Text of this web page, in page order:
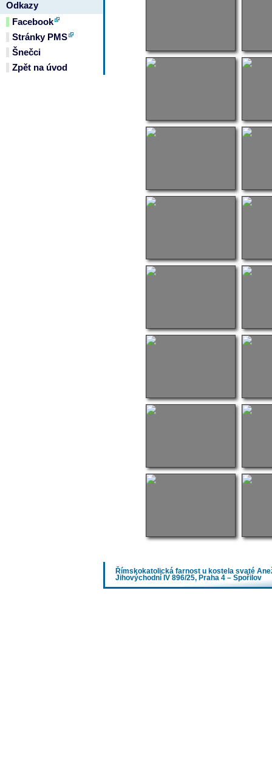
Odkazy
Facebook
Stránky PMS
Šnečci
Zpět na úvod
Římskokatolická farnost u kostela svaté
Jihovýchodní IV 896/25, Praha 4 – Spořilov